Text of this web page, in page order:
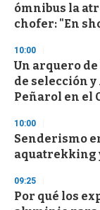
ómnibus la
chofer: "En
10:00
Un arquero
de selección y
Peñarol en el
10:00
Senderismo
aquatrekking
09:25
Por qué los